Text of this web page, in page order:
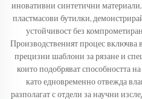
иновативни синтетични
пластмасови бутилки,
устойчивост без
Производственият процес включва
прецизни шаблони за рязане и
които подобряват способността
като едновременно отвежда
разполагат с отдели за научни